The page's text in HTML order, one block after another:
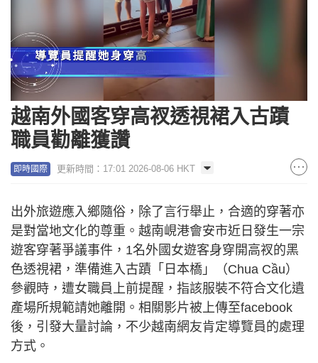
100.00%
越南外國客穿高衩透視裙入古蹟
職員勸離獲讚
即時國際 更新時間：17:01 2026-08-06 HKT
出外旅遊應入鄉隨俗，除了言行舉止，合適的穿著亦
是對當地文化的尊重。越南峴港會安市近日發生一宗
遊客穿著爭議事件，1名外國女遊客身穿開高衩的黑
色透視裙，準備進入古蹟「日本橋」（Chua Cầu）
參觀時，遭女職員上前提醒，指該服裝不符合文化遺
產場所規範請她離開。相關影片被上傳至facebook
後，引發大量討論，不少越南網友肯定導覽員的處理
方式。